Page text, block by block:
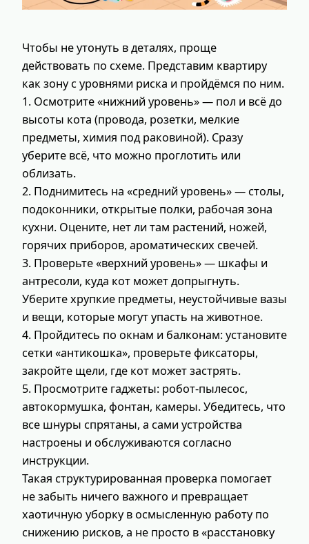
Чтобы не утонуть в деталях, проще
действовать по схеме. Представим квартиру
как зону с уровнями риска и пройдёмся по ним.
1. Осмотрите «нижний уровень» — пол и всё до
высоты кота (провода, розетки, мелкие
предметы, химия под раковиной). Сразу
уберите всё, что можно проглотить или
облизать.
2. Поднимитесь на «средний уровень» — столы,
подоконники, открытые полки, рабочая зона
кухни. Оцените, нет ли там растений, ножей,
горячих приборов, ароматических свечей.
3. Проверьте «верхний уровень» — шкафы и
антресоли, куда кот может допрыгнуть.
Уберите хрупкие предметы, неустойчивые вазы
и вещи, которые могут упасть на животное.
4. Пройдитесь по окнам и балконам: установите
сетки «антикошка», проверьте фиксаторы,
закройте щели, где кот может застрять.
5. Просмотрите гаджеты: робот-пылесос,
автокормушка, фонтан, камеры. Убедитесь, что
все шнуры спрятаны, а сами устройства
настроены и обслуживаются согласно
инструкции.
Такая структурированная проверка помогает
не забыть ничего важного и превращает
хаотичную уборку в осмысленную работу по
снижению рисков, а не просто в «расстановку